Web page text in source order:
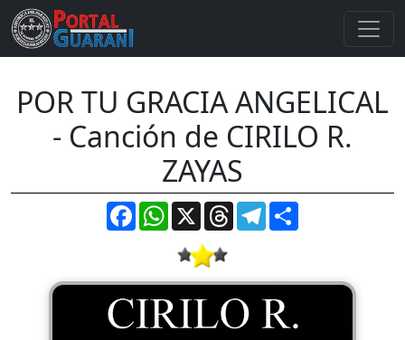
POR TU GRACIA ANGELICAL
- Canción de CIRILO R.
ZAYAS
FacebookWhatsApp
X ThreadsTelegram